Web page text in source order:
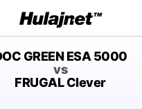
GREEN ESA 5000
vs
FRUGAL Clever